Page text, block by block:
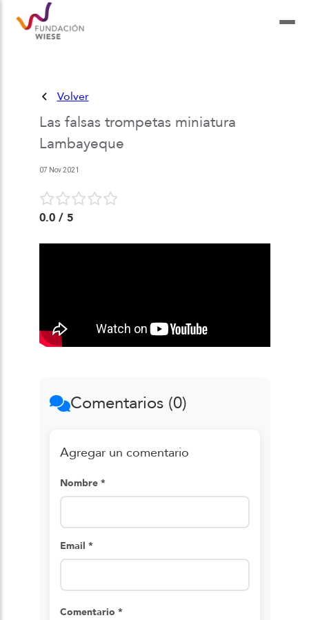
Volver
Las falsas trompetas miniatura
Lambayeque
07 Nov 2021
0.0/ 5
Comentarios (0)
Agregar un comentario
Nombre *
Email *
Comentario *